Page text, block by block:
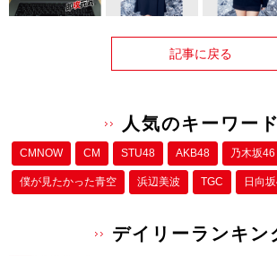
記事に戻る
人気のキーワード
CMNOW CM STU48 AKB48 乃木坂46
僕が⾒たかった⻘空 浜辺美波 TGC 日向
デイリーランキン